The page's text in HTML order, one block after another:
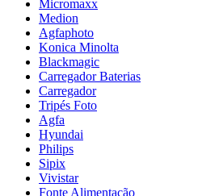
Micromaxx
Medion
Agfaphoto
Konica Minolta
Blackmagic
Carregador Baterias
Carregador
Tripés Foto
Agfa
Hyundai
Philips
Sipix
Vivistar
Fonte Alimentação